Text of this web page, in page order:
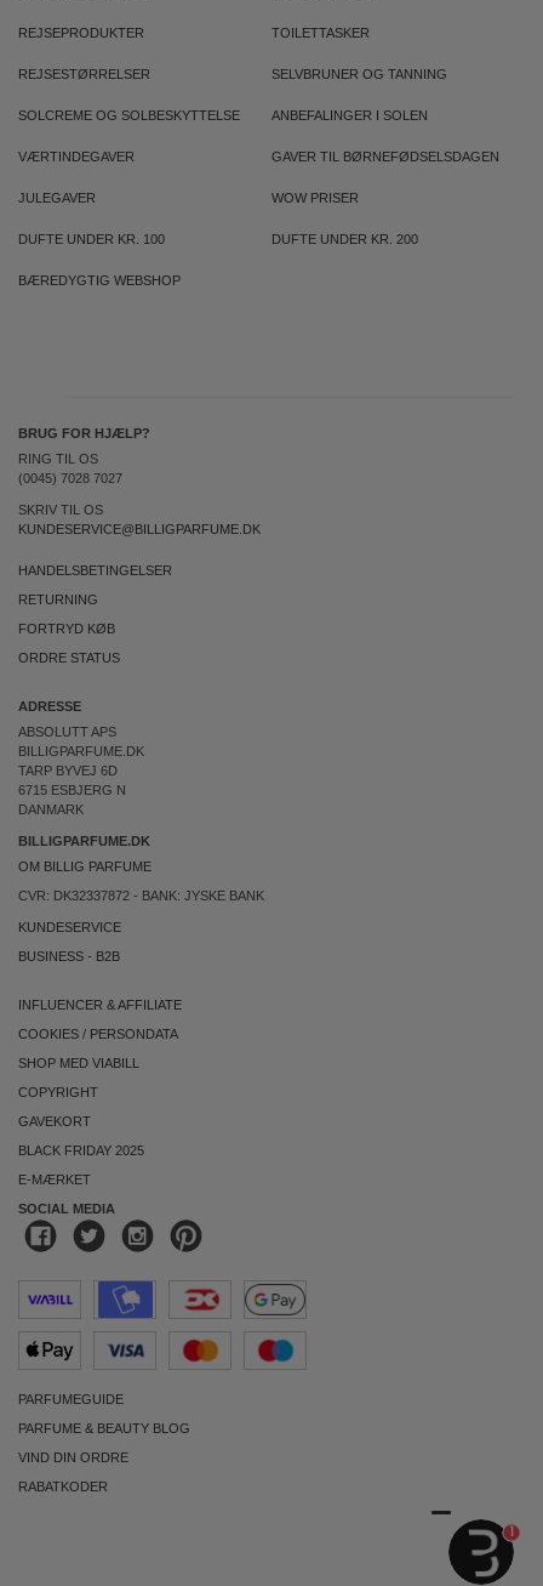
REJSEPRODUKTER TOILETTASKER
REJSESTØRRELSER SELVBRUNER OG TANNING
SOLCREME OG SOLBESKYTTELSE ANBEFALINGER I SOLEN
VÆRTINDEGAVER GAVER TIL BØRNEFØDSELSDAGEN
JULEGAVER WOW PRISER
DUFTE UNDER KR. 100 DUFTE UNDER KR. 200
BÆREDYGTIG WEBSHOP
BRUG FOR HJÆLP?
RING TIL OS
(0045) 7028 7027
SKRIV TIL OS
KUNDESERVICE@BILLIGPARFUME.DK
HANDELSBETINGELSER
RETURNING
FORTRYD KØB
ORDRE STATUS
ADRESSE
ABSOLUTT APS
BILLIGPARFUME.DK
TARP BYVEJ 6D
6715 ESBJERG N
DANMARK
BILLIGPARFUME.DK
OM BILLIG PARFUME
CVR: DK32337872 - BANK: JYSKE BANK
KUNDESERVICE
BUSINESS - B2B
INFLUENCER & AFFILIATE
COOKIES / PERSONDATA
SHOP MED VIABILL
COPYRIGHT
GAVEKORT
BLACK FRIDAY 2025
E-MÆRKET
SOCIAL MEDIA
PARFUMEGUIDE
PARFUME & BEAUTY BLOG
VIND DIN ORDRE
RABATKODER
1